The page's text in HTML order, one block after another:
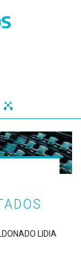

LIDIA